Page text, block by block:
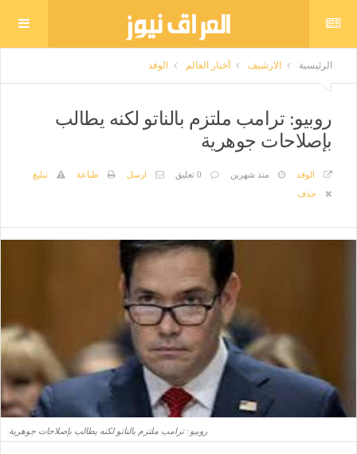
الرئيسية الارشيف أخبار العالم الوفد
روبيو: ترامب ملتزم بالناتو لكنه يطالب
بإصلاحات جوهرية
الوفد منذ شهرين 0 تعليق ارسل طباعة
تبليغ
حذف
روبيو: ترامب ملتزم بالناتو لكنه يطالب بإصلاحات جوهرية